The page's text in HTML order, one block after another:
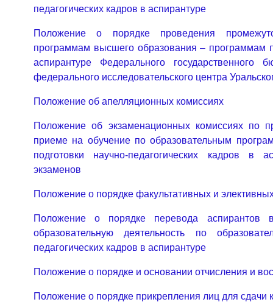
педагогических кадров в аспирантуре
Положение о порядке проведения
программам высшего образования – программам
аспирантуре Федерального государственного
федерального исследовательского центра
Положение об апелляционных комиссиях
Положение об экзаменационных комиссиях по
приеме на обучение по образовательным
подготовки научно-педагогических кадров в
экзаменов
Положение о порядке факультативных и
Положение о порядке перевода аспирантов
образовательную деятельность по
педагогических кадров в аспирантуре
Положение о порядке и основании отчисления и
Положение о порядке прикрепления лиц для сдачи